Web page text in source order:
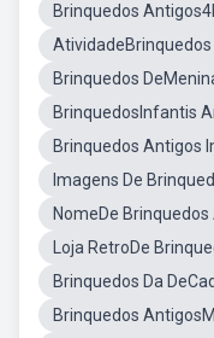
Brinquedos
Brinquedos
BrinquedosInfantis
Brinquedos Antigos
Imagens De
NomeDe
Loja RetroDe
Brinquedos Da
Brinquedos